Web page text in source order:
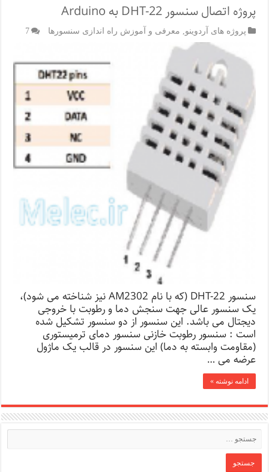
پروژه اتصال سنسور DHT-22 به Arduino
پروژه های آردوینو معرفی و آموزش راه اندازی سنسورها 7
سنسور DHT-22 (که با نام AM2302 نیز شناخته می شود)،
یک سنسور عالی جهت سنجش دما و رطوبت با خروجی
دیجتال می باشد. این سنسور از دو سنسور تشکیل شده
است : سنسور رطوبت خازنی سنسور دمای ترمیستوری
(مقاومت وابسته به دما) این سنسور در قالب یک ماژول
عرضه می …
ادامه نوشته »